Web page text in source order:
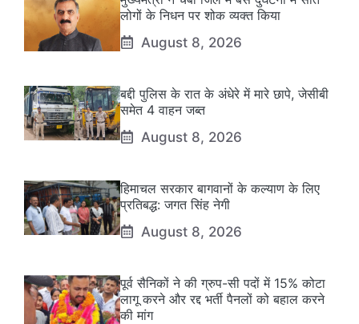
लोगों के निधन पर शोक व्यक्त किया
August 8, 2026
बद्दी पुलिस के रात के अंधेरे में मारे छापे, जेसीबी
समेत 4 वाहन जब्त
August 8, 2026
हिमाचल सरकार बागवानों के कल्याण के लिए
प्रतिबद्ध: जगत सिंह नेगी
August 8, 2026
पूर्व सैनिकों ने की ग्रुप-सी पदों में 15% कोटा
लागू करने और रद्द भर्ती पैनलों को बहाल करने
की मांग